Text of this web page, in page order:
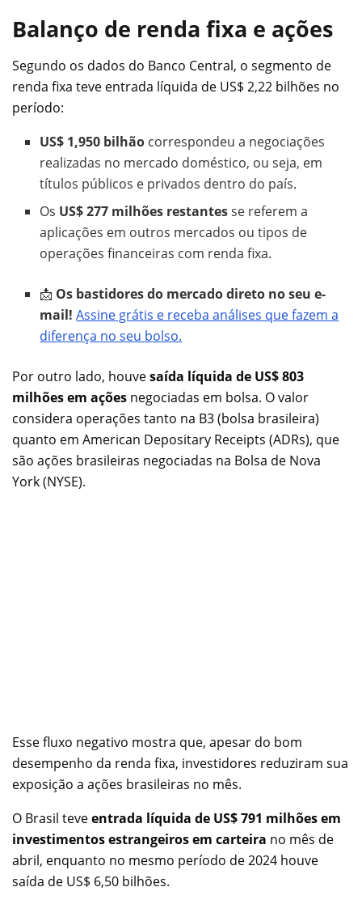
Balanço de renda fixa e ações
Segundo os dados do Banco Central, o segmento de
renda fixa teve entrada líquida de US$ 2,22 bilhões no
período:
US$ 1,950 bilhão correspondeu a negociações
realizadas no mercado doméstico, ou seja, em
títulos públicos e privados dentro do país.
Os US$ 277 milhões restantesse referem a
aplicações em outros mercados ou tipos de
operações financeiras com renda fixa.
📩 Os bastidores do mercado direto no seu e-
mail! Assine grátis e receba análises que fazem a
diferença no seu bolso.
Por outro lado, houvesaída líquida de US$ 803
milhões em ações negociadas em bolsa. O valor
considera operações tanto na B3 (bolsa brasileira)
quanto em American Depositary Receipts (ADRs), que
são ações brasileiras negociadas na Bolsa de Nova
York (NYSE).
Esse fluxo negativo mostra que, apesar do bom
desempenho da renda fixa, investidores reduziram sua
exposição a ações brasileiras no mês.
O Brasil teveentrada líquida de US$ 791 milhões em
investimentos estrangeiros em carteira no mês de
abril, enquanto no mesmo período de 2024 houve
saída de US$ 6,50 bilhões.